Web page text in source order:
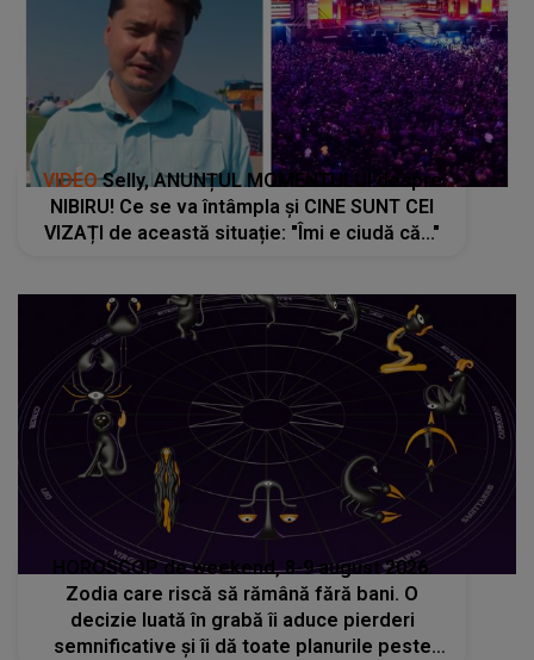
VIDEOSelly, ANUNȚUL MOMENTULUI despre
NIBIRU! Ce se va întâmpla și CINE SUNT CEI
VIZAȚI de această situație: "Îmi e ciudă că..."
HOROSCOP de weekend, 8-9 august 2026.
Zodia care riscă să rămână fără bani. O
decizie luată în grabă îi aduce pierderi
semnificative și îi dă toate planurile peste